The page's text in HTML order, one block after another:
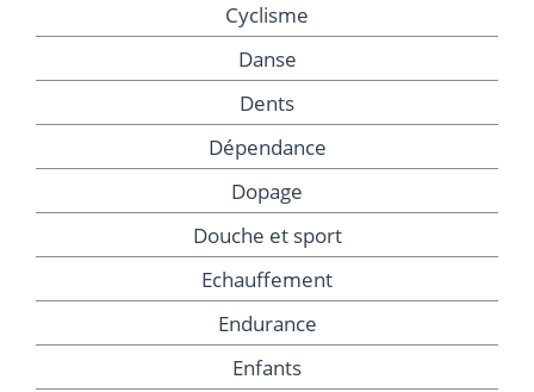
Cyclisme
Danse
Dents
Dépendance
Dopage
Douche et sport
Echauffement
Endurance
Enfants